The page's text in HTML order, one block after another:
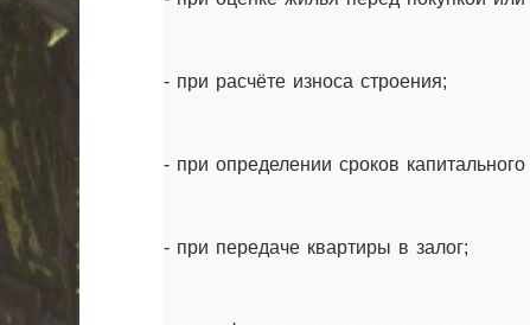
- при расчёте износа строения;
- при определении сроков
- при передаче квартиры в залог;